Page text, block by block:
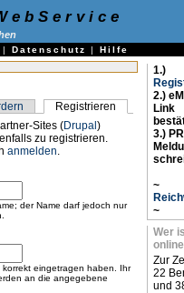
| Datenschutz | Hilfe
Registrieren
Sites (Drupal)
zu registrieren.
anmelden
der Name darf jedoch nur
korrekt eingetragen haben. Ihr
an die angegebene
1.)
2.)
Link
3.)
~
~
Wer
online
Zur
22
und